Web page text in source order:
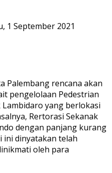
1 September 2021
Palembang rencana akan
pengelolaan Pedestrian
Lambidaro yang berlokasi
Rertorasi Sekanak
dengan panjang kurang
ini dinyatakan telah
oleh para